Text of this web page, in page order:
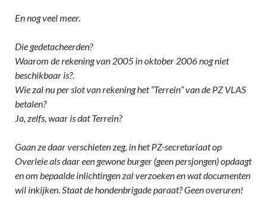
En nog veel meer.
Die gedetacheerden?
Waarom de rekening van 2005 in oktober 2006 nog niet
beschikbaar is?.
Wie zal nu per slot van rekening het “Terrein” van de PZ VLAS
betalen?
Ja, zelfs, waar is dat Terrein?
Gaan ze daar verschieten zeg, in het PZ-secretariaat op
Overleie als daar een gewone burger (geen persjongen) opdaagt
en om bepaalde inlichtingen zal verzoeken en wat documenten
wil inkijken. Staat de hondenbrigade paraat? Geen overuren!